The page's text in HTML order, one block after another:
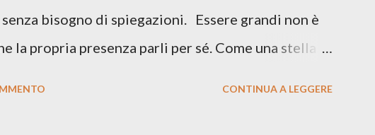
bisogno di spiegazioni. Essere grandi non è
la propria presenza parli per sé. Come una stella
CONTINUA A LEGGERE